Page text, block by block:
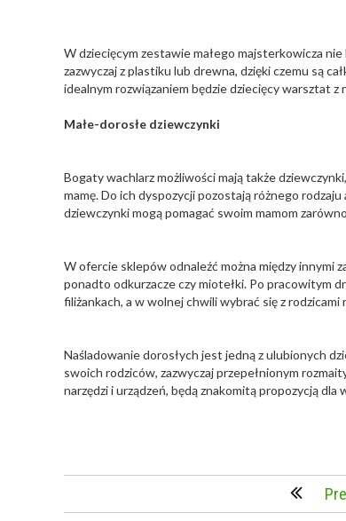
W dziecięcym zestawie małego majsterkowicza
zazwyczaj z plastiku lub drewna, dzięki czemu są
idealnym rozwiązaniem będzie dziecięcy warsztat
Małe-dorosłe dziewczynki
Bogaty wachlarz możliwości mają także
mamę. Do ich dyspozycji pozostają różnego
dziewczynki mogą pomagać swoim mamom
W ofercie sklepów odnaleźć można między innymi
ponadto odkurzacze czy miotełki. Po pracowitym
filiżankach, a w wolnej chwili wybrać się z rodzicami
Naśladowanie dorosłych jest jedną z ulubionych
swoich rodziców, zazwyczaj przepełnionym
narzędzi i urządzeń, będą znakomitą propozycją